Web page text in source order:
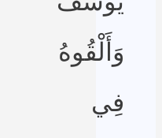
وَأَلْقُوهُ
فِي